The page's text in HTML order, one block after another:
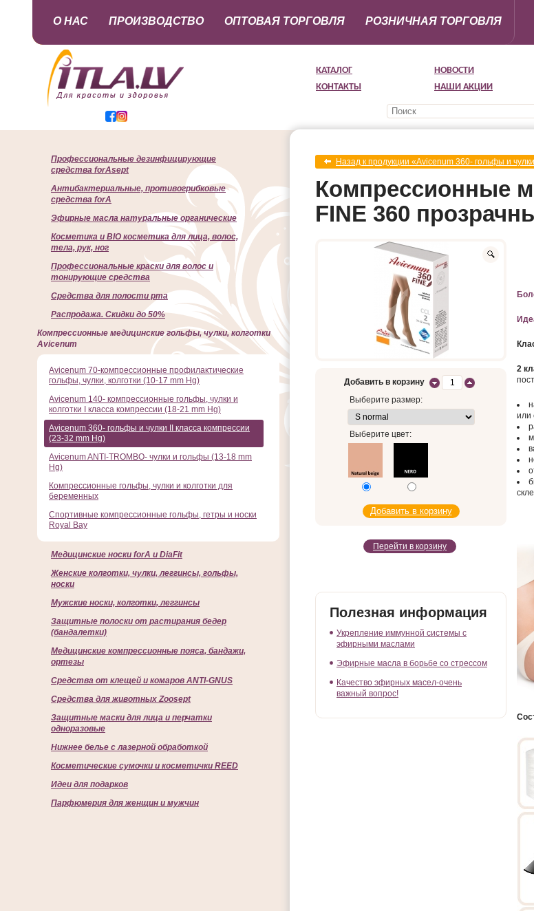
КАТАЛОГ НОВОСТИ
КОНТАКТЫ
НАШИ АКЦИИ
О НАС ПРОИЗВОДСТВО ОПТОВАЯ ТОРГОВЛЯ РОЗНИЧНАЯ ТОРГОВЛЯ
Назад к продукции «Avicenum 360- гольфы и
Компрессионные
FINE 360
Добавить в корзину
Выберите размер:
Выберите цвет:
Перейти в корзину
Полезная информация
Укрепление иммунной системы с
эфирными маслами
Эфирные масла в борьбе со стрессом
Качество эфирных масел-очень
важный вопрос!
2
или
Профессиональные дезинфицирующие
средства forAsept
Антибактериальные, противогрибковые
средства forA
Эфирные масла натуральные органические
Косметика и BIO косметика для лица, волос,
тела, рук, ног
Профессиональные краски для волос и
тонирующие средства
Cредства для полости рта
Распродажа. Скидки до 50%
Компрессионные медицинские гольфы, чулки, колготки
Avicenum
Avicenum 70-компрессионные профилактические
гольфы, чулки, колготки (10-17 mm Hg)
Avicenum 140- компрессионные гольфы, чулки и
колготки I класса компрессии (18-21 mm Hg)
Avicenum 360- гольфы и чулки II класса компрессии
(23-32 mm Hg)
Avicenum ANTI-TROMBO- чулки и гольфы (13-18 mm
Hg)
Компрессионные гольфы, чулки и колготки для
беременных
Спортивные компрессионные гольфы, гетры и носки
Royal Bay
Медицинские носки forA и DiaFit
Женские колготки, чулки, леггинсы, гольфы,
носки
Мужские носки, колготки, леггинсы
Защитные полоски от растирания бедер
(бандалетки)
Медицинские компрессионные пояса, бандажи,
ортезы
Средства от клещей и комаров ANTI-GNUS
Средства для животных Zoosept
Защитные маски для лица и перчатки
одноразовые
Нижнее белье с лазерной обработкой
Косметические сумочки и косметички REED
Идеи для подарков
Парфюмерия для женщин и мужчин